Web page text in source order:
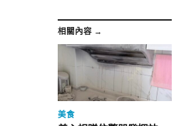
相關內容 →
美食